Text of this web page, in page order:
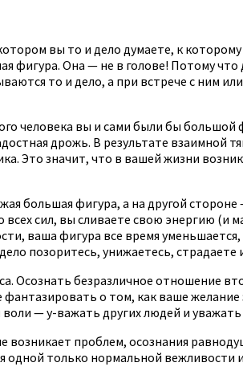
вы то и дело думаете, к
фигура. Она — не в голове! Потому
то и дело, а при встрече с ним
человека вы и сами были бы большой
дрожь. В результате взаимной
Это значит, что в вашей жизни
большая фигура, а на другой
сил, вы сливаете свою энергию
ваша фигура все время
позоритесь, унижаетесь,
Осознать безразличное отношение
о том, как ваше
— у-важать других людей и уважать
проблем, осознания
одной только нормальной